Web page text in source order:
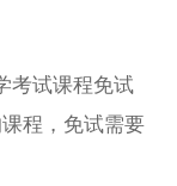
考试课程免试
程，免试需要